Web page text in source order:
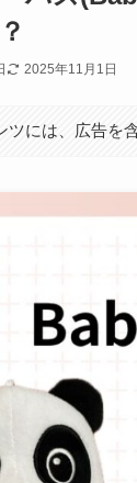
2025年11月1日
ツには、広告を